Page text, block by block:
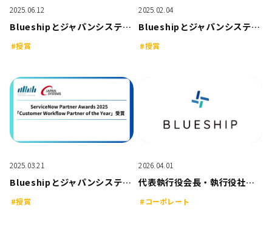
2025.06.12
Blueshipとジャパンシステム、ServiceNowパートナープログラム「Consulting & Implementation」にて 国内最高グレードのEliteランクパートナーに認定されました
#授賞
2025.02.04
Blueshipとジャパンシステム、ServiceNowパートナープログラムで 「Elite」ランク認定を取得
#授賞
2025.03.21
Blueshipとジャパンシステム、ServiceNow Partner Awards 2025において「Customer Workflow Partner of the Year」を受賞
#授賞
2026.04.01
代表執行役会長・執行役社長就任に関するお知らせ
#コーポレート